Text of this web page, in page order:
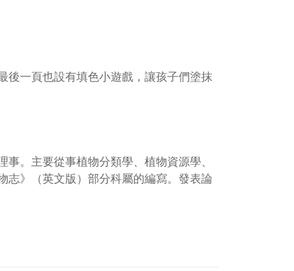
後一頁也設有填色小遊戲，讓孩子們塗抹
。主要從事植物分類學、植物資源學、
志》（英文版）部分科屬的編寫。發表論